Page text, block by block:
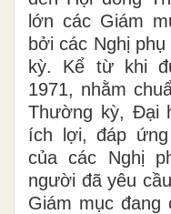
lớn các Giám
bởi các Nghị
kỳ. Kể từ khi
1971, nhằm
Thường kỳ, Đại
ích lợi, đáp
của các Nghị
người đã yêu
Giám mục